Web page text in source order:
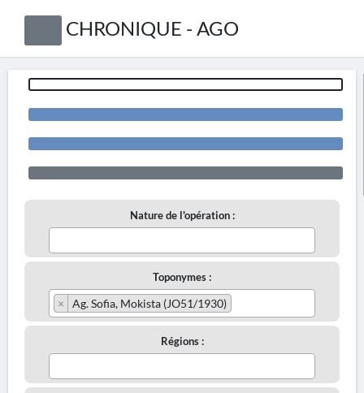
CHRONIQUE - AGO
Nature de l'opération :
Toponymes :
× Ag. Sofia, Mokista (JO51/1930)
Régions :